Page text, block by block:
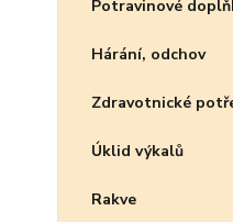
Potravinové
Hárání, odchov
Zdravotnické
Úklid výkalů
Rakve